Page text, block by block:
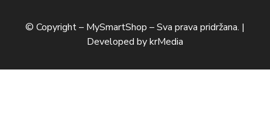
© Copyright – MySmartShop – Sva prava pridržana. |
Developed bykrMedia